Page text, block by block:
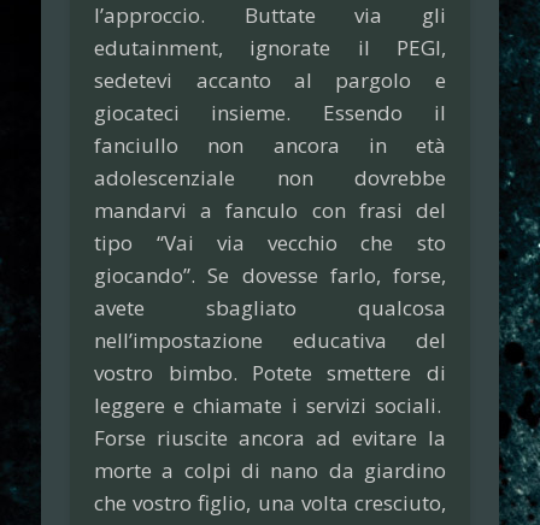
l’approccio. Buttate via gli
edutainment, ignorate il PEGI,
sedetevi accanto al pargolo e
giocateci insieme. Essendo il
fanciullo non ancora in età
adolescenziale non dovrebbe
mandarvi a fanculo con frasi del
tipo “Vai via vecchio che sto
giocando”. Se dovesse farlo, forse,
avete sbagliato qualcosa
nell’impostazione educativa del
vostro bimbo. Potete smettere di
leggere e chiamate i servizi sociali.
Forse riuscite ancora ad evitare la
morte a colpi di nano da giardino
che vostro figlio, una volta cresciuto,